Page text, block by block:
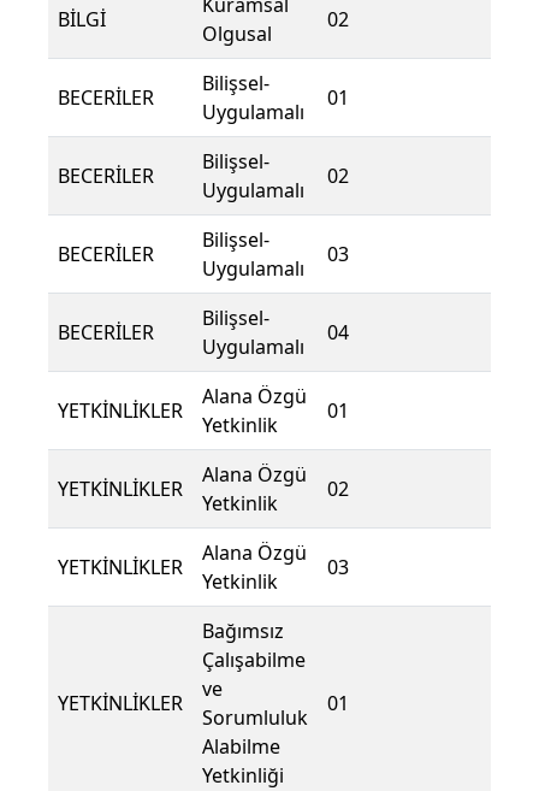
BİLGİ
Olgusal
02
BECERİLER
Bilişsel-
Uygulamalı
01
BECERİLER
Bilişsel-
Uygulamalı
02
BECERİLER
Bilişsel-
Uygulamalı
03
BECERİLER
Bilişsel-
Uygulamalı
04
YETKİNLİKLER
Alana Özgü
Yetkinlik
01
YETKİNLİKLER
Alana Özgü
Yetkinlik
02
YETKİNLİKLER
Alana Özgü
Yetkinlik
03
YETKİNLİKLER
Bağımsız
Çalışabilme
ve
Sorumluluk
Alabilme
Yetkinliği
01